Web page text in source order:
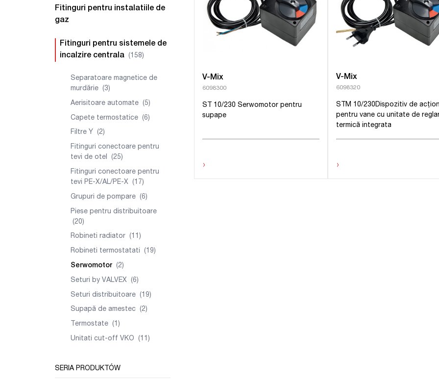
Fitinguri pentru instalatiile de
gaz
Fitinguri pentru sistemele de
incalzire centrala (158)
Separatoare magnetice de
murdărie (3)
Aerisitoare automate (5)
Capete termostatice (6)
Filtre Y (2)
Fitinguri conectoare pentru
tevi de otel
(25)
Fitinguri conectoare pentru
tevi PE-X/AL/PE-X (17)
Grupuri de pompare (6)
Piese pentru distribuitoare
(20)
Robineti radiator (11)
Robineti termostatati (19)
Serwomotor (2)
Seturi by VALVEX (6)
Seturi distribuitoare (19)
Supapă de amestec (2)
Termostate (1)
Unitati cut-off VKO (11)
SERIA PRODUKTÓW
V-Mix
6098300
ST 10/230 Serwomotor pentru
supape
›
V-Mix
6098320
STM 10/230Dispozitiv de
pentru vane cu unitate de
termică integrata
›